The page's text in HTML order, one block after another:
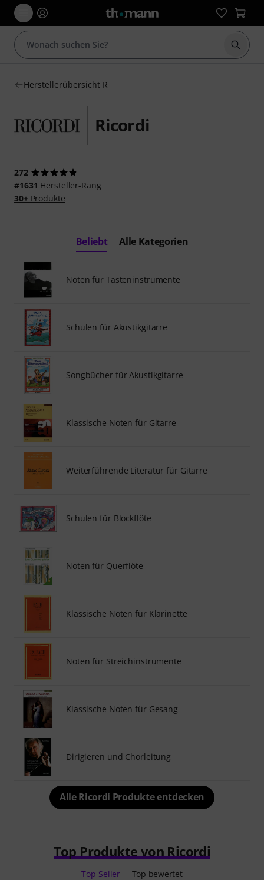
Suche
Herstellerübersicht R
Ricordi
272
#1631 Hersteller-Rang
30+Produkte
Beliebt Alle Kategorien
Noten für Tasteninstrumente
Schulen für Akustikgitarre
Songbücher für Akustikgitarre
Klassische Noten für Gitarre
Weiterführende Literatur für Gitarre
Schulen für Blockflöte
Noten für Querflöte
Klassische Noten für Klarinette
Noten für Streichinstrumente
Klassische Noten für Gesang
Dirigieren und Chorleitung
Alle Ricordi Produkte entdecken
Top Produkte von Ricordi
Top-Seller Top bewertet